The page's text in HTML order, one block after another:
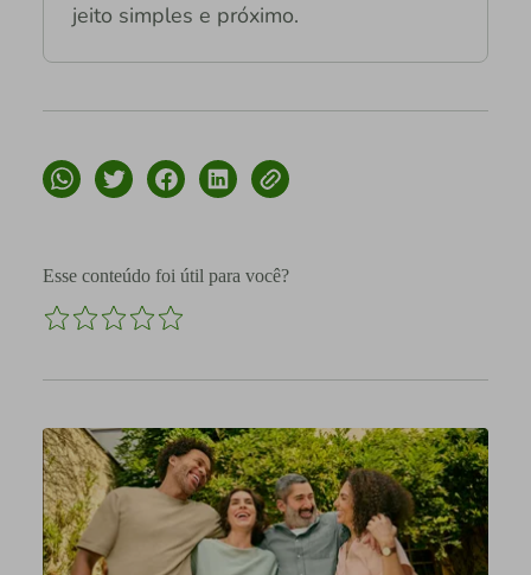
jeito simples e próximo.
Esse conteúdo foi útil para você?